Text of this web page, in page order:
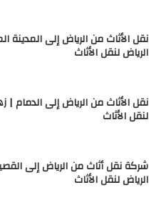
نقل الأثاث من الرياض إلى المدينة
الرياض لنقل الأثاث
نقل الأثاث من الرياض إلى الدمام |
لنقل الأثاث
شركة نقل أثاث من الرياض إلى
الرياض لنقل الأثاث